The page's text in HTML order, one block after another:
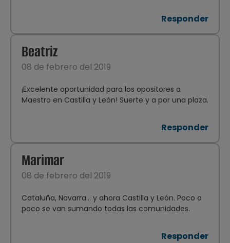
Responder
Beatriz
08 de febrero del 2019
¡Excelente oportunidad para los opositores a
Maestro en Castilla y León! Suerte y a por una plaza.
Responder
Marimar
08 de febrero del 2019
Cataluña, Navarra... y ahora Castilla y León. Poco a
poco se van sumando todas las comunidades.
Responder